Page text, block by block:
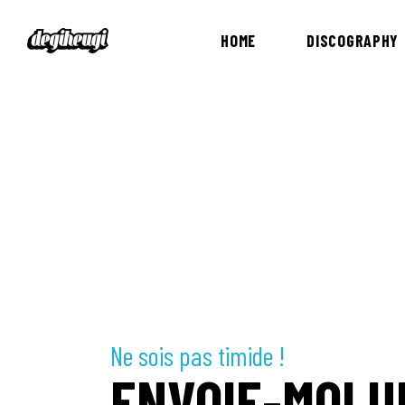
HOME DISCOGRAPHY
Ne sois pas timide !